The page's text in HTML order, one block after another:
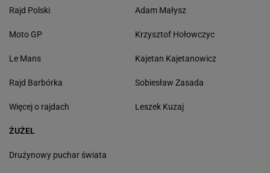
Rajd Polski
Moto GP
Le Mans
Rajd Barbórka
Więcej o rajdach
Adam Małysz
Krzysztof Hołowczyc
Kajetan Kajetanowicz
Sobiesław Zasada
Leszek Kuzaj
ŻUŻEL
Drużynowy puchar świata